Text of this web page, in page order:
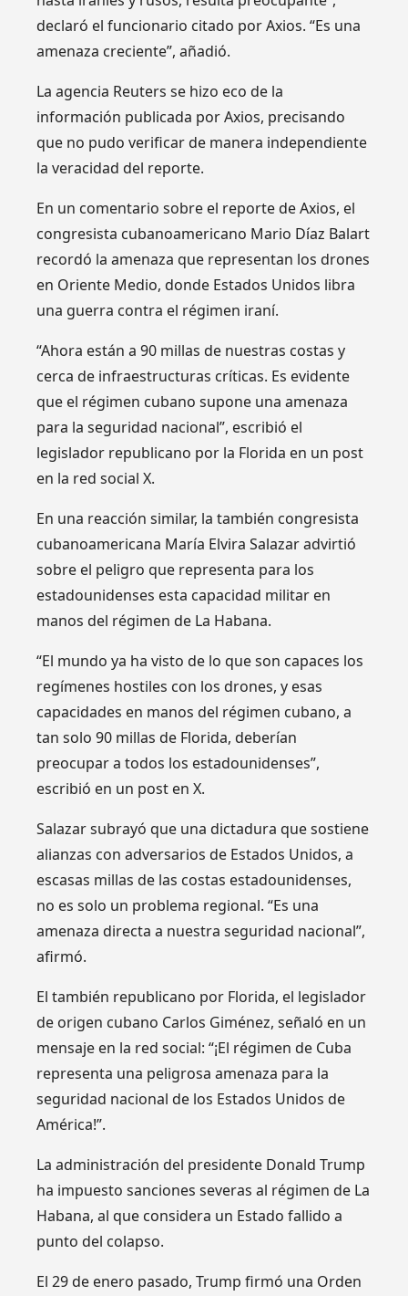
declaró el funcionario citado por Axios. “Es una
amenaza creciente”, añadió.
La agencia Reuters se hizo eco de la
información publicada por Axios, precisando
que no pudo verificar de manera independiente
la veracidad del reporte.
En un comentario sobre el reporte de Axios, el
congresista cubanoamericano Mario Díaz Balart
recordó la amenaza que representan los drones
en Oriente Medio, donde Estados Unidos libra
una guerra contra el régimen iraní.
“Ahora están a 90 millas de nuestras costas y
cerca de infraestructuras críticas. Es evidente
que el régimen cubano supone una amenaza
para la seguridad nacional”, escribió el
legislador republicano por la Florida en un post
en la red social X.
En una reacción similar, la también congresista
cubanoamericana María Elvira Salazar advirtió
sobre el peligro que representa para los
estadounidenses esta capacidad militar en
manos del régimen de La Habana.
“El mundo ya ha visto de lo que son capaces los
regímenes hostiles con los drones, y esas
capacidades en manos del régimen cubano, a
tan solo 90 millas de Florida, deberían
preocupar a todos los estadounidenses”,
escribió en un post en X.
Salazar subrayó que una dictadura que sostiene
alianzas con adversarios de Estados Unidos, a
escasas millas de las costas estadounidenses,
no es solo un problema regional. “Es una
amenaza directa a nuestra seguridad nacional”,
afirmó.
El también republicano por Florida, el legislador
de origen cubano Carlos Giménez, señaló en un
mensaje en la red social: “¡El régimen de Cuba
representa una peligrosa amenaza para la
seguridad nacional de los Estados Unidos de
América!”.
La administración del presidente Donald Trump
ha impuesto sanciones severas al régimen de La
Habana, al que considera un Estado fallido a
punto del colapso.
El 29 de enero pasado, Trump firmó una Orden